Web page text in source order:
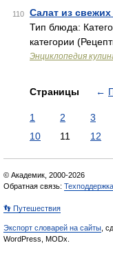
110 Салат из
Тип блюда:
категории
Энциклопедия
Страницы ←
1 2 3
10
11 12
© Академик, 2000-2026
Обратная связь: Техподдержка
👣 Путешествия
Экспорт словарей на сайты ,
WordPress, MODx.